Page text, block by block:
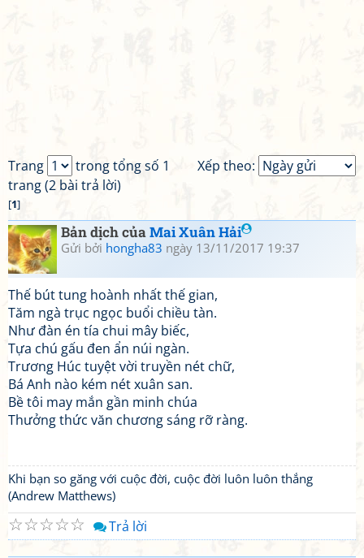
Xếp theo:
Trang
trong tổng số 1
trang (2 bài trả lời)
[1]
Bản dịch củaMai Xuân Hải
Gửi bởi hongha83 ngày 13/11/2017 19:37
Thế bút tung hoành nhất thế gian,
Tăm ngà trục ngọc buổi chiều tàn.
Như đàn én tía chui mây biếc,
Tựa chú gấu đen ẩn núi ngàn.
Trương Húc tuyệt vời truyền nét chữ,
Bá Anh nào kém nét xuân san.
Bề tôi may mắn gần minh chúa
Thưởng thức văn chương sáng rỡ ràng.
Khi bạn so găng với cuộc đời, cuộc đời luôn luôn thắng
(Andrew Matthews)
☆
☆
☆
☆
☆ Trả lời